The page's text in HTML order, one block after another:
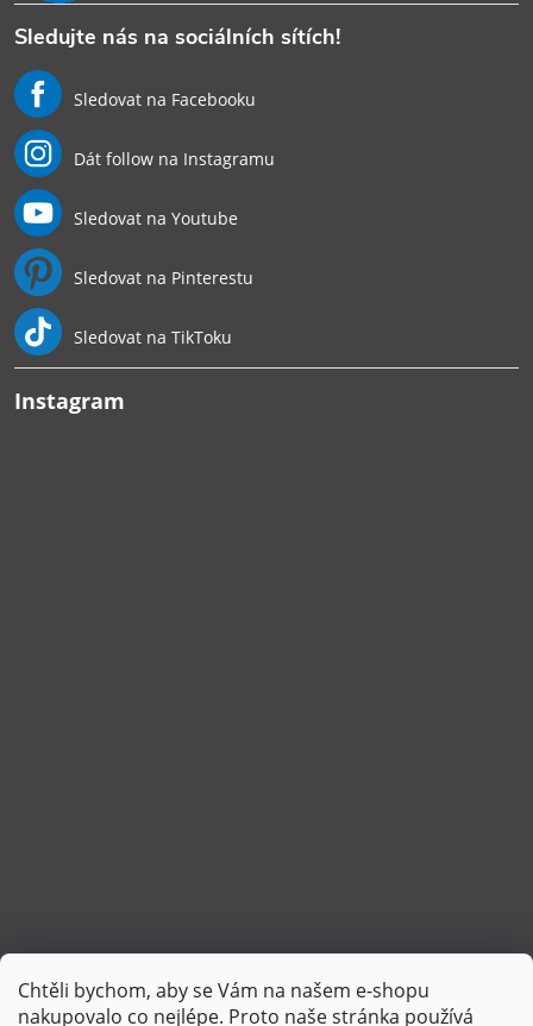
Chtěli bychom, aby se Vám na našem e-shopu
nakupovalo co nejlépe. Proto naše stránka používá
Sledujte nás na sociálních sítích!
Sledovat na Facebooku
Dát follow na Instagramu
Sledovat na Youtube
Sledovat na Pinterestu
Sledovat na TikToku
Instagram
Sledovat na Instagramu